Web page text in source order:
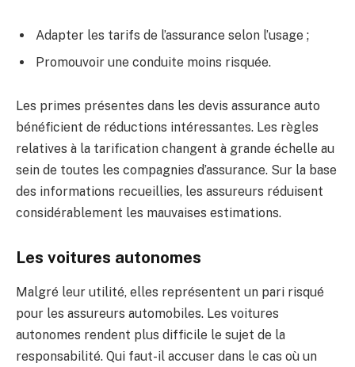
Adapter les tarifs de l’assurance selon l’usage ;
Promouvoir une conduite moins risquée.
Les primes présentes dans les devis assurance auto
bénéficient de réductions intéressantes. Les règles
relatives à la tarification changent à grande échelle au
sein de toutes les compagnies d’assurance. Sur la base
des informations recueillies, les assureurs réduisent
considérablement les mauvaises estimations.
Les voitures autonomes
Malgré leur utilité, elles représentent un pari risqué
pour les assureurs automobiles. Les voitures
autonomes rendent plus difficile le sujet de la
responsabilité. Qui faut-il accuser dans le cas où un